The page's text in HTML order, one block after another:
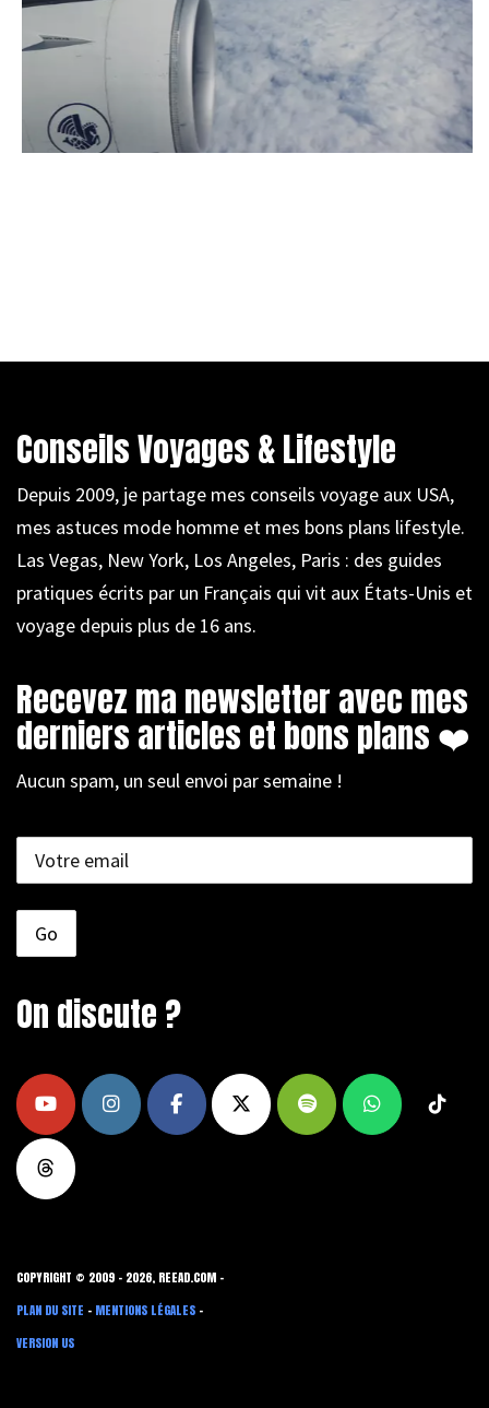
Conseils Voyages & Lifestyle
Depuis 2009, je partage mes conseils voyage aux USA,
mes astuces mode homme et mes bons plans lifestyle.
Las Vegas, New York, Los Angeles, Paris : des guides
pratiques écrits par un Français qui vit aux États-Unis et
voyage depuis plus de 16 ans.
Recevez ma newsletter avec mes
derniers articles et bons plans ❤️
Aucun spam, un seul envoi par semaine !
On discute ?
COPYRIGHT © 2009 - 2026, REEAD.COM -
PLAN DU SITE - MENTIONS LÉGALES -
VERSION US